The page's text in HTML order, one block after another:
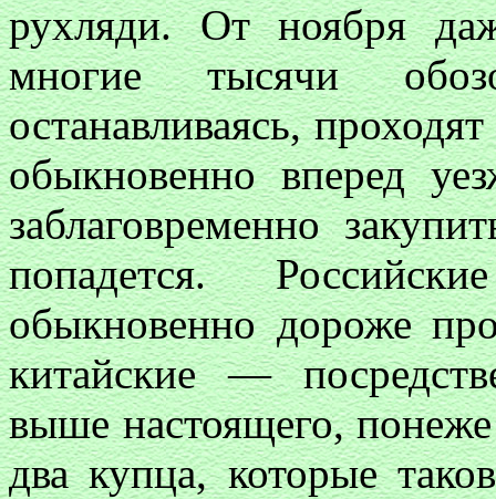
рухляди. От ноября
многие тысячи
останавливаясь,
обыкновенно вперед
заблаговременно
попадется.
обыкновенно дороже
китайские —
выше настоящего,
два купца, которые